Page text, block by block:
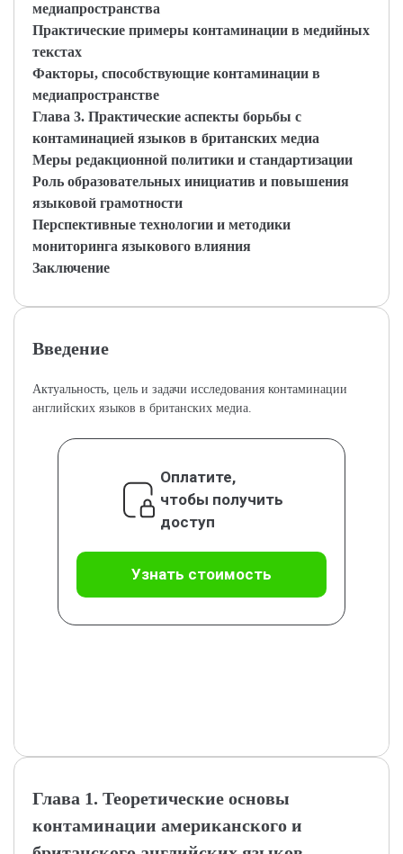
медиапространства
Практические примеры контаминации в медийных
текстах
Факторы, способствующие контаминации в
медиапространстве
Глава 3. Практические аспекты борьбы с
контаминацией языков в британских медиа
Меры редакционной политики и стандартизации
Роль образовательных инициатив и повышения
языковой грамотности
Перспективные технологии и методики
мониторинга языкового влияния
Заключение
Введение
Актуальность, цель и задачи исследования контаминации
английских языков в британских медиа.
Оплатите,
чтобы получить
доступ
Узнать стоимость
Глава 1. Теоретические основы
контаминации американского и